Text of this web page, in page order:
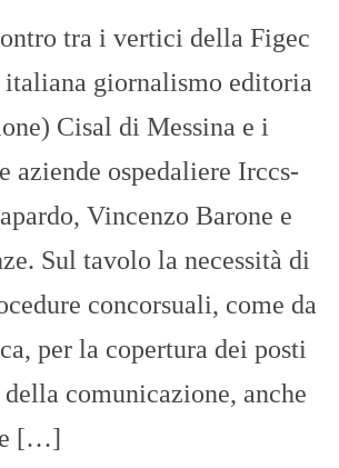
tra i vertici della Figec
italiana giornalismo editoria
Cisal di Messina e i
aziende ospedaliere Irccs-
Vincenzo Barone e
Sul tavolo la necessità di
concorsuali, come da
per la copertura dei posti
comunicazione, anche
[…]